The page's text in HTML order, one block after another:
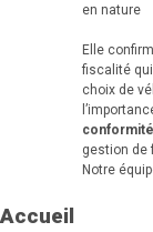
en nature
Elle
fiscalité
choix de
gestion de
Notre
Accueil